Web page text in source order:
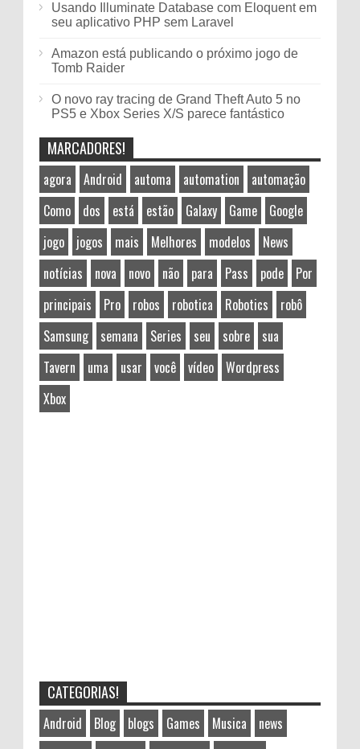
Usando Illuminate Database com Eloquent em
seu aplicativo PHP sem Laravel
Amazon está publicando o próximo jogo de
Tomb Raider
O novo ray tracing de Grand Theft Auto 5 no
PS5 e Xbox Series X/S parece fantástico
MARCADORES!
agora Android automa automation
automação
Como
dos está estão Galaxy Game
Google
jogo
jogos mais Melhores modelos
News
notícias
nova novo não para Pass pode
Por
principais
Pro robos robotica Robotics
robô
Samsung
semana Series seu sobre
sua
Tavern
uma usar você vídeo
Wordpress
Xbox
CATEGORIAS!
Android Blog blogs Games Musica
news